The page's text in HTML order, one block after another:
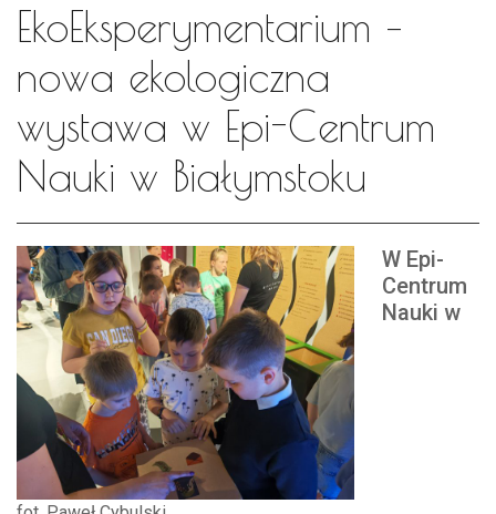
EkoEksperymentarium –
nowa ekologiczna
wystawa w Epi-Centrum
Nauki w Białymstoku
W Epi-
Centrum
Nauki w